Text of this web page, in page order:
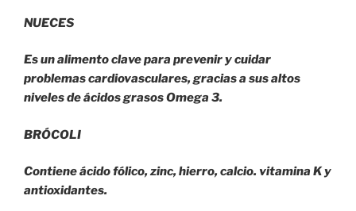
NUECES
Es un alimento clave para prevenir y cuidar
problemas cardiovasculares, gracias a sus altos
niveles de ácidos grasos Omega 3.
BRÓCOLI
Contiene ácido fólico, zinc, hierro, calcio. vitamina K y
antioxidantes.